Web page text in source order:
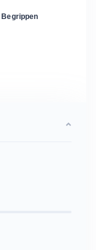
Begrippen